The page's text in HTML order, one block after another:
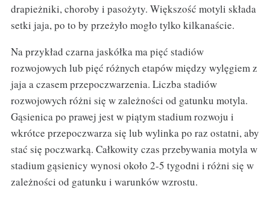
drapieżniki, choroby i pasożyty. Większość motyli składa
setki jaja, po to by przeżyło mogło tylko kilkanaście.
Na przykład czarna jaskółka ma pięć stadiów
rozwojowych lub pięć różnych etapów między wylęgiem z
jaja a czasem przepoczwarzenia. Liczba stadiów
rozwojowych różni się w zależności od gatunku motyla.
Gąsienica po prawej jest w piątym stadium rozwoju i
wkrótce przepoczwarza się lub wylinka po raz ostatni, aby
stać się poczwarką. Całkowity czas przebywania motyla w
stadium gąsienicy wynosi około 2-5 tygodni i różni się w
zależności od gatunku i warunków wzrostu.